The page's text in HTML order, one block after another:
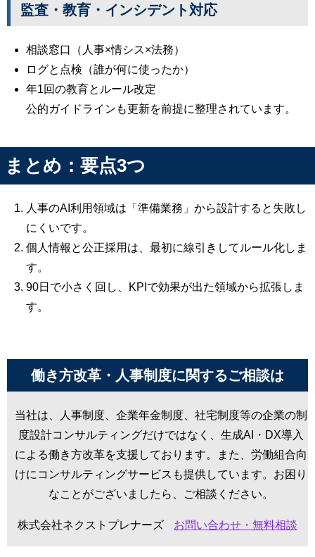
監査・教育・インシデント対応
相談窓口（人事×情シス×法務）
ログと点検（誰が何に使ったか）
年1回の教育とルール改定
公的ガイドラインも更新を前提に整理されています。
まとめ：要点3つ
人事のAI利用領域は「準備業務」から設計すると失敗し
にくいです。
個人情報と公正採用は、最初に線引きしてルール化しま
す。
90日で小さく回し、KPIで効果が出た領域から拡張しま
す。
働き方改革・人事制度に関するご相談は
当社は、人事制度、企業年金制度、社宅制度等の企業の制
度設計コンサルティングだけではなく、生成AI・DX導入
による働き方改革を支援しております。また、労働組合向
けにコンサルティングサービスも提供しています。お困り
なことがございましたら、ご相談ください。
株式会社ネクストプレナーズ お問い合わせ・無料相談